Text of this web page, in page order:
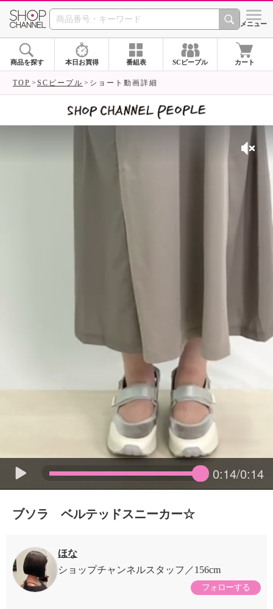
SHOP CHANNEL シメニュー
商品を探す 本日お買得 番組表 SCピープル カート
TOP SCピープル ショート動画詳細
0:14/0:14
ブソラ ベルテッドスニーカー☆
ほな
ショップチャンネルスタッフ
156cm
フォローする